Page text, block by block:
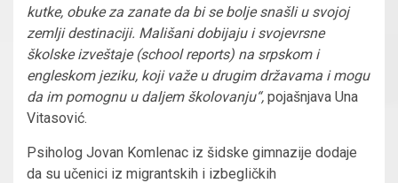
kutke, obuke za zanate da bi se bolje snašli u svojoj
zemlji destinaciji. Mališani dobijaju i svojevrsne
školske izveštaje (school reports) na srpskom i
engleskom jeziku, koji važe u drugim državama i mogu
da im pomognu u daljem školovanju“, pojašnjava Una
Vitasović.
Psiholog Jovan Komlenac iz šidske gimnazije dodaje
da su učenici iz migrantskih i izbegličkih